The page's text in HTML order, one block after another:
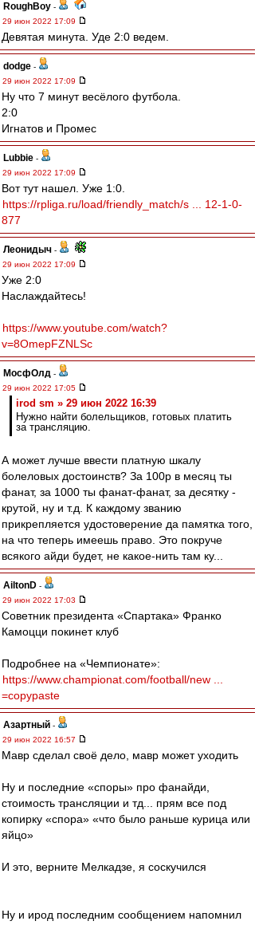
RoughBoy -
29 июн 2022 17:09
Девятая минута. Уде 2:0 ведем.
dodge -
29 июн 2022 17:09
Ну что 7 минут весёлого футбола.
2:0
Игнатов и Промес
Lubbie -
29 июн 2022 17:09
Вот тут нашел. Уже 1:0.
https://rpliga.ru/load/friendly_match/s ... 12-1-0-
877
Леонидыч -
29 июн 2022 17:09
Уже 2:0
Наслаждайтесь!
https://www.youtube.com/watch?
v=8OmepFZNLSc
МосфОлд -
29 июн 2022 17:05
irod sm » 29 июн 2022 16:39
Нужно найти болельщиков, готовых платить
за трансляцию.
А может лучше ввести платную шкалу
болеловых достоинств? За 100р в месяц ты
фанат, за 1000 ты фанат-фанат, за десятку -
крутой, ну и т.д. К каждому званию
прикрепляется удостоверение да памятка того,
на что теперь имеешь право. Это покруче
всякого айди будет, не какое-нить там ку...
AiltonD -
29 июн 2022 17:03
Советник президента «Спартака» Франко
Камоцци покинет клуб
Подробнее на «Чемпионате»:
https://www.championat.com/football/new ...
=copypaste
Азартный -
29 июн 2022 16:57
Мавр сделал своё дело, мавр может уходить
Ну и последние «споры» про фанайди,
стоимость трансляции и тд... прям все под
копирку «спора» «что было раньше курица или
яйцо»
И это, верните Мелкадзе, я соскучился
Ну и ирод последним сообщением напомнил